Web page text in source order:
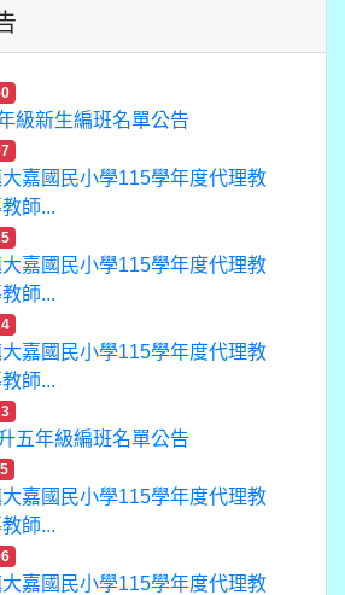
級新生編班名單公告
嘉國民小學115學年度代理教
師...
嘉國民小學115學年度代理教
師...
嘉國民小學115學年度代理教
師...
五年級編班名單公告
嘉國民小學115學年度代理教
師...
嘉國民小學115學年度代理教